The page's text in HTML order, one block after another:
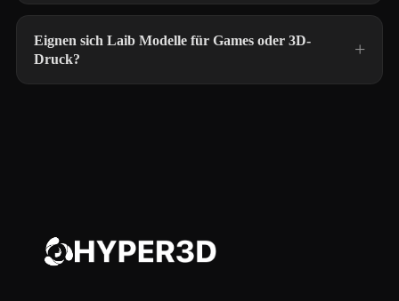
Eignen sich Laib Modelle für Games oder 3D-
Druck?